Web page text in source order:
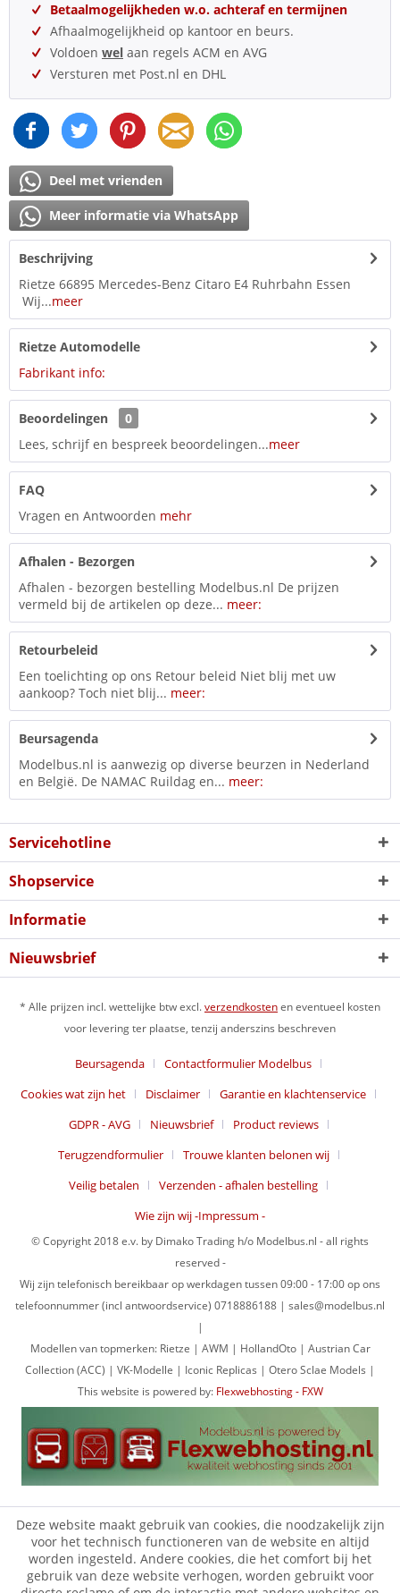
Betaalmogelijkheden w.o. achteraf en termijnen
Afhaalmogelijkheid op kantoor en beurs.
Voldoen wel aan regels ACM en AVG
Versturen met Post.nl en DHL
Deel met vrienden
Meer informatie via WhatsApp
Beschrijving
Rietze 66895 Mercedes-Benz Citaro E4 Ruhrbahn Essen
Wij...meer
Rietze Automodelle
Fabrikant info:
Beoordelingen
0
Lees, schrijf en bespreek beoordelingen...meer
FAQ
Vragen en Antwoorden mehr
Afhalen - Bezorgen
Afhalen - bezorgen bestelling Modelbus.nl De prijzen
vermeld bij de artikelen op deze... meer:
Retourbeleid
Een toelichting op ons Retour beleid Niet blij met uw
aankoop? Toch niet blij... meer:
Beursagenda
Modelbus.nl is aanwezig op diverse beurzen in Nederland
en België. De NAMAC Ruildag en... meer:
Servicehotline
Shopservice
Informatie
Nieuwsbrief
* Alle prijzen incl. wettelijke btw excl.verzendkostenen eventueel kosten
voor levering ter plaatse, tenzij anderszins beschreven
Beursagenda
Contactformulier Modelbus
Cookies wat zijn het
Disclaimer
Garantie en klachtenservice
GDPR - AVG
Nieuwsbrief
Product reviews
Terugzendformulier
Trouwe klanten belonen wij
Veilig betalen
Verzenden - afhalen bestelling
Wie zijn wij -Impressum -
© Copyright 2018 e.v. by Dimako Trading h/o Modelbus.nl - all rights
reserved -
Wij zijn telefonisch bereikbaar op werkdagen tussen 09:00 - 17:00 op ons
telefoonnummer (incl antwoordservice) 0718886188 | sales@modelbus.nl
|
Modellen van topmerken: Rietze | AWM | HollandOto | Austrian Car
Collection (ACC) | VK-Modelle | Iconic Replicas | Otero Sclae Models |
This website is powered by: Flexwebhosting - FXW
Deze website maakt gebruik van cookies, die noodzakelijk zijn
voor het technisch functioneren van de website en altijd
worden ingesteld. Andere cookies, die het comfort bij het
gebruik van deze website verhogen, worden gebruikt voor